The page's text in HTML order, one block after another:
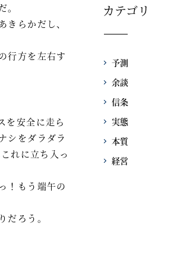
らかだし、
行方を左右す
を安全に走ら
シをダラダラ
れに立ち入っ
！もう端午の
ろう。
カテゴリ
予測
余談
信条
実態
本質
経営